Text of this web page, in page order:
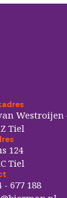
Westroijen
Tiel
124
Tiel
- 677 188